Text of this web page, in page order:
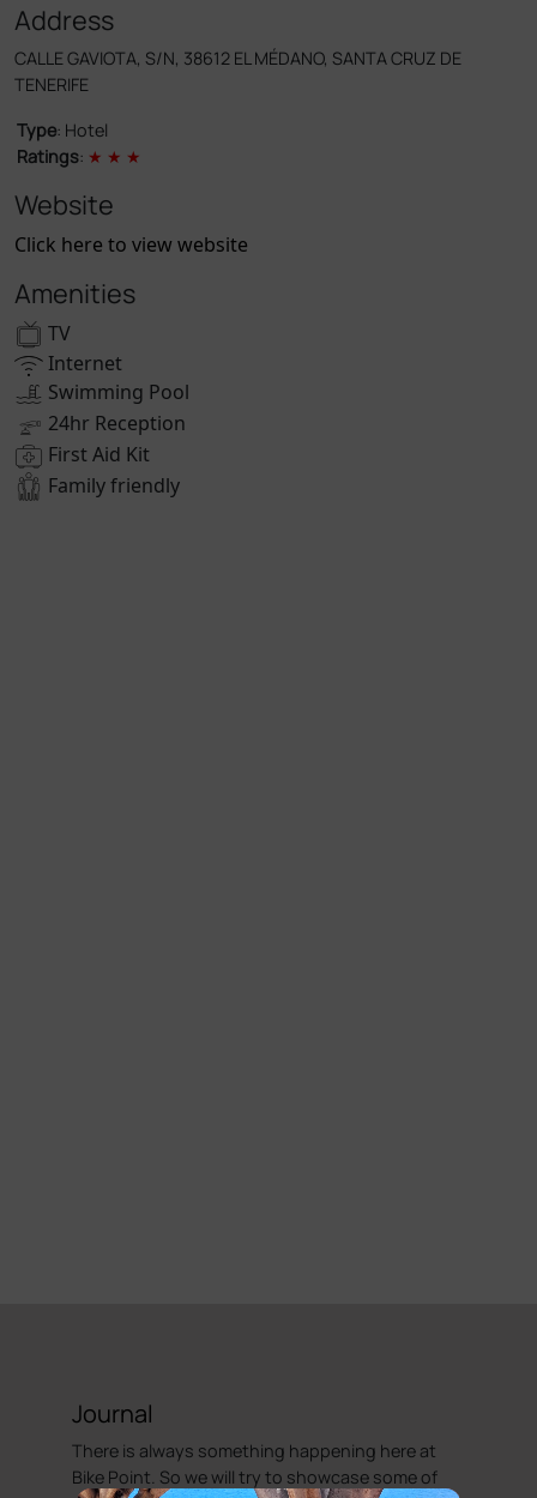
Address
CALLE GAVIOTA, S/N, 38612 EL MÉDANO, SANTA CRUZ DE
TENERIFE
Type: Hotel
Ratings: ★ ★ ★
Website
Click here to view website
Amenities
TV
Internet
Swimming Pool
24hr Reception
First Aid Kit
Family friendly
Journal
There is always something happening here at
Bike Point. So we will try to showcase some of